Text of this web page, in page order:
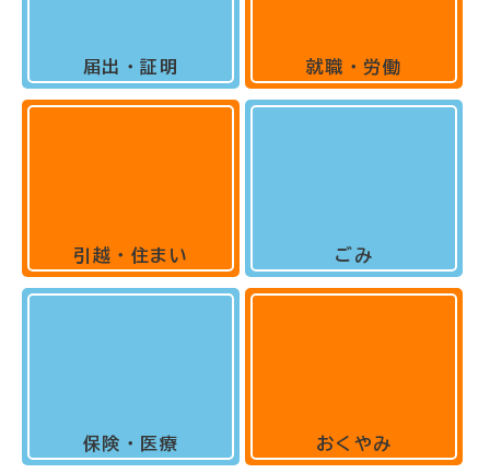
届出・証明
引越・住まい
保険・医療
就職・労働
ごみ
おくやみ